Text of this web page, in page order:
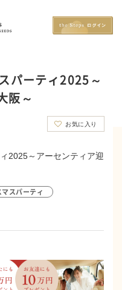
パーティ2025～
阪～
お気に入り
スパーティ